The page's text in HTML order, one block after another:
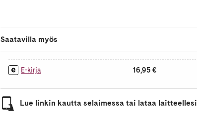
Saatavilla myös
E-kirja 16,95 €
Lue linkin kautta selaimessa tai lataa laitteellesi